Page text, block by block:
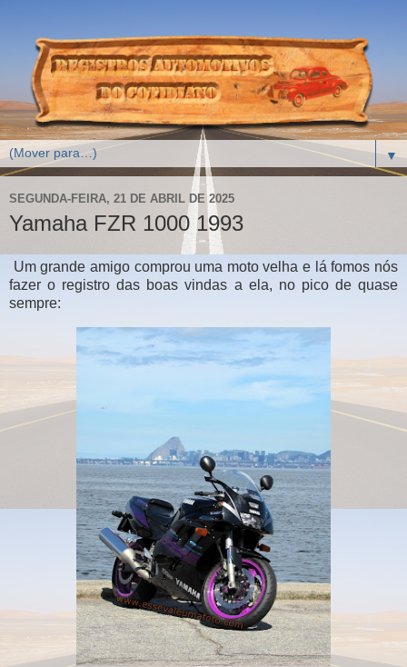
▼
SEGUNDA-FEIRA, 21 DE ABRIL DE 2025
Yamaha FZR 1000 1993
Um grande amigo comprou uma moto velha e lá fomos nós
fazer o registro das boas vindas a ela, no pico de quase
sempre: